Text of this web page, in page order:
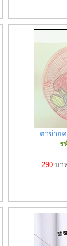
ตาข่าย
ร
290 บา